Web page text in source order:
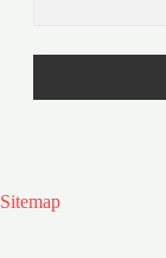
Sitemap